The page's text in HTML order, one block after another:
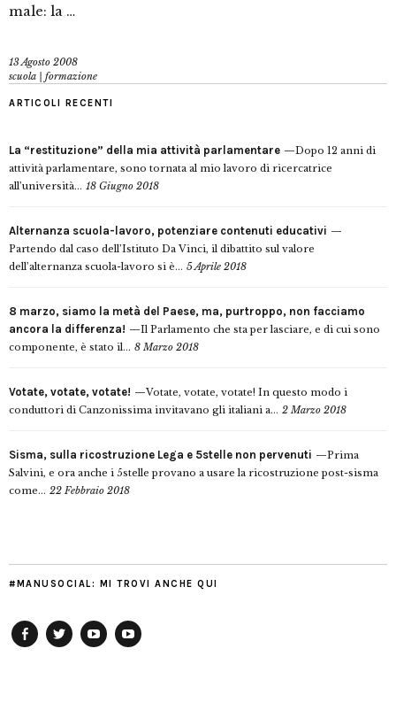
male: la …
13 Agosto 2008
scuola | formazione
ARTICOLI RECENTI
La “restituzione” della mia attività parlamentare
Dopo 12 anni di
attività parlamentare, sono tornata al mio lavoro di ricercatrice
all’università... 18 Giugno 2018
Alternanza scuola-lavoro, potenziare contenuti educativi
Partendo dal caso dell’Istituto Da Vinci, il dibattito sul valore
dell’alternanza scuola-lavoro si è... 5 Aprile 2018
8 marzo, siamo la metà del Paese, ma, purtroppo, non facciamo
ancora la differenza!
Il Parlamento che sta per lasciare, e di cui sono
componente, è stato il... 8 Marzo 2018
Votate, votate, votate!
Votate, votate, votate! In questo modo i
conduttori di Canzonissima invitavano gli italiani a... 2 Marzo 2018
Sisma, sulla ricostruzione Lega e 5stelle non pervenuti
Prima
Salvini, e ora anche i 5stelle provano a usare la ricostruzione post-sisma
come... 22 Febbraio 2018
#MANUSOCIAL: MI TROVI ANCHE QUI